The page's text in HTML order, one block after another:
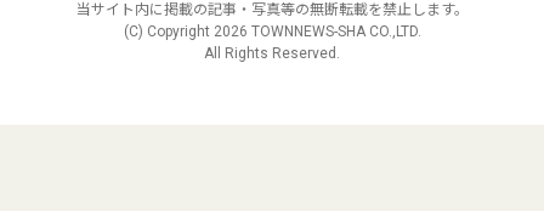
当サイト内に掲載の記事・写真等の無断転載を禁止します。
(C) Copyright 2026 TOWNNEWS-SHA CO.,LTD.
All Rights Reserved.